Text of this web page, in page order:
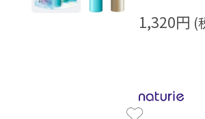
1,320円